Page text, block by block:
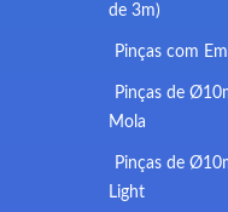
de 3m)
Pinças com
Pinças de
Mola
Pinças de
Light